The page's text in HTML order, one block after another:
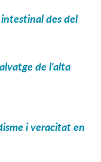
des del
de l'alta
i veracitat en